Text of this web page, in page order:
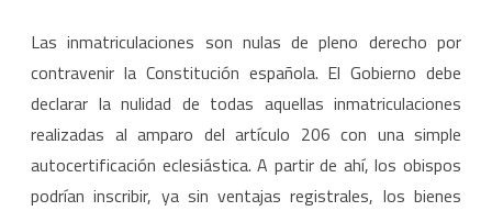
Las inmatriculaciones son nulas de pleno derecho por
contravenir la Constitución española. El Gobierno debe
declarar la nulidad de todas aquellas inmatriculaciones
realizadas al amparo del artículo 206 con una simple
autocertificación eclesiástica. A partir de ahí, los obispos
podrían inscribir, ya sin ventajas registrales, los bienes